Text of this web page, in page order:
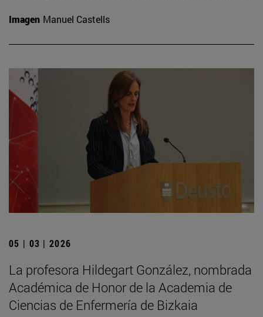
Imagen Manuel Castells
05 | 03 | 2026
La profesora Hildegart González, nombrada
Académica de Honor de la Academia de
Ciencias de Enfermería de Bizkaia